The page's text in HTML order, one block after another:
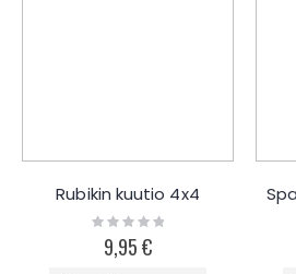
Rubikin kuutio 4x4
Rating:
0%9,95 €